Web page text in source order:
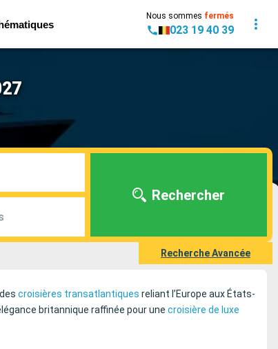
Nous sommes fermés
023 19 40 39
Rechercher
Recherche Avancée
croisières transatlantiques reliant l’Europe aux États-
britannique raffinée pour une croisière de luxe